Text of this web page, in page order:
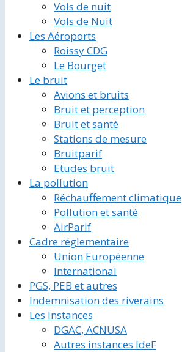
Vols de nuit
Vols de Nuit
Les Aéroports
Roissy CDG
Le Bourget
Le bruit
Avions et bruits
Bruit et perception
Bruit et santé
Stations de mesure
Bruitparif
Etudes bruit
La pollution
Réchauffement climatique
Pollution et santé
AirParif
Cadre réglementaire
Union Européenne
International
PGS, PEB et autres
Indemnisation des riverains
Les Instances
DGAC, ACNUSA
Autres instances IdeF